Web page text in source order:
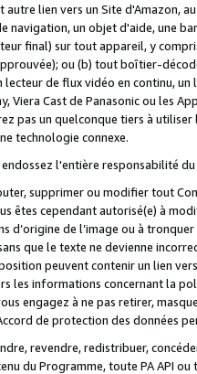
autre lien vers un Site d'Amazon,
navigation, un objet d'aide, une
final) sur tout appareil, y
ou (b) tout boîtier-
de flux vidéo en continu,
Viera Cast de Panasonic ou les
pas un quelconque tiers à
technologie connexe.
endossez l'entière responsabilité
supprimer ou modifier tout
êtes cependant autorisé(e) à
d’origine de l’image ou à
que le texte ne devienne
peuvent contenir un lien
les informations concernant la
engagez à ne pas retirer,
de protection des données
revendre, redistribuer,
du Programme, toute PA API